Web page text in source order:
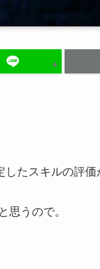
たスキルの評価
思うので。